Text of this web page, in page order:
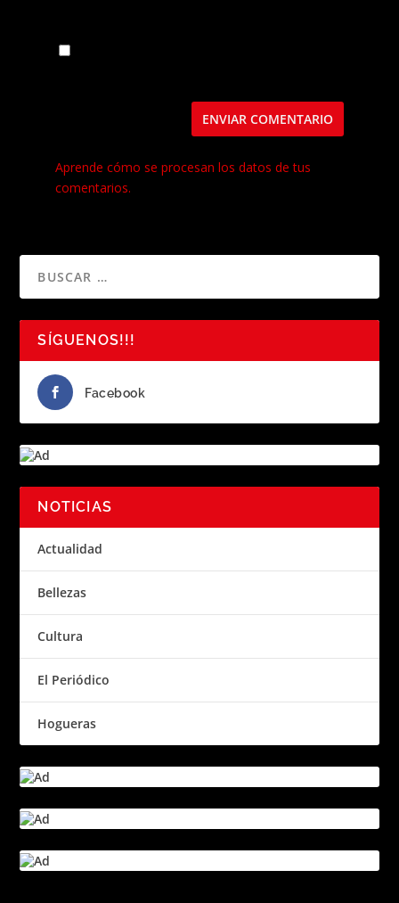
Aprende cómo se procesan los datos de tus
comentarios.
SÍGUENOS!!!
Facebook
NOTICIAS
Actualidad
Bellezas
Cultura
El Periódico
Hogueras